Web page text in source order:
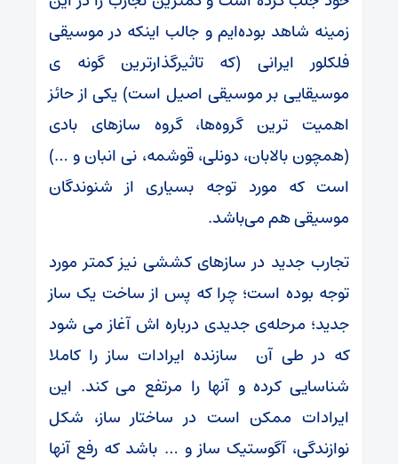
زمینه شاهد بوده‌ایم و جالب اینکه در موسیقی
فلکلور ایرانی (که تاثیرگذارترین گونه ی
موسیقایی بر موسیقی اصیل است) یکی از حائز
اهمیت ترین گروه‌ها، گروه سازهای بادی
(همچون بالابان، دونلی، قوشمه، نی انبان و …)
است که مورد توجه بسیاری از شنوندگان
موسیقی هم می‌باشد.
تجارب جدید در سازهای کششی نیز کمتر مورد
توجه بوده است؛ چرا که پس از ساخت یک ساز
جدید؛ مرحله‌ی جدیدی درباره اش آغاز می شود
که در طی آن سازنده ایرادات ساز را کاملا
شناسایی کرده و آنها را مرتفع می کند. این
ایرادات ممکن است در ساختار ساز، شکل
نوازندگی، آگوستیک ساز و … باشد که رفع آنها